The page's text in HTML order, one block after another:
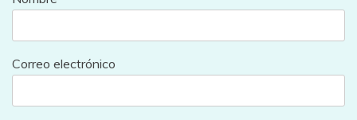
Correo electrónico